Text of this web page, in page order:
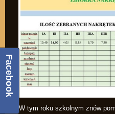
W tym roku szkolnym znów
Facebook